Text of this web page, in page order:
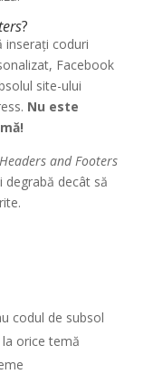
?
inserați coduri
Facebook
site-ului
Nu este
and Footers
degrabă decât să
codul de subsol
orice temă